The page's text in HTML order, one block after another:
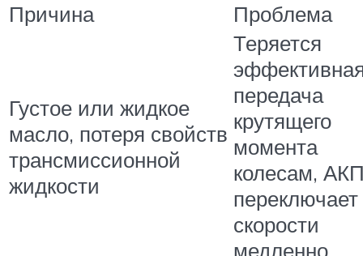
Причина
Проблема
Густое или жидкое
масло, потеря свойств
трансмиссионной
жидкости
Теряется
передача
крутящего
момента
колесам,
переключает
скорости
медленно